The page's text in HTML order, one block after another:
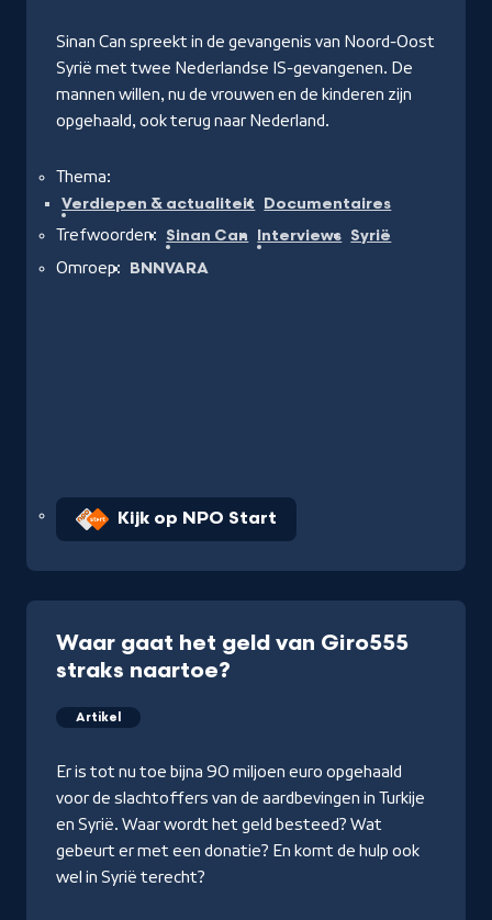
Sinan Can spreekt in de gevangenis van Noord-Oost
Syrië met twee Nederlandse IS-gevangenen. De
mannen willen, nu de vrouwen en de kinderen zijn
opgehaald, ook terug naar Nederland.
Thema:
Verdiepen & actualiteit Documentaires
Trefwoorden: Sinan Can Interviews Syrië
Omroep: BNNVARA
Kijk op NPO Start
Waar gaat het geld van Giro555
straks naartoe?
Artikel
Er is tot nu toe bijna 90 miljoen euro opgehaald
voor de slachtoffers van de aardbevingen in Turkije
en Syrië. Waar wordt het geld besteed? Wat
gebeurt er met een donatie? En komt de hulp ook
wel in Syrië terecht?